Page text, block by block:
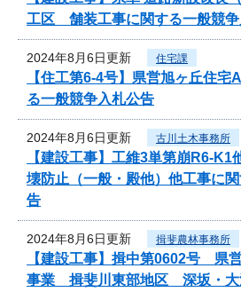
工区 舗装工事に関する一般競争
2024年8月6日更新 住宅課
【住工第6-4号】県営旭ヶ丘住宅
る一般競争入札公告
2024年8月6日更新 古川土木事務所
【建設工事】工維3単第崩R6-
壊防止（一般・殿他）他工事に
告
2024年8月6日更新 揖斐農林事務所
【建設工事】揖中第0602号 県
事業 揖斐川東部地区 深坂・